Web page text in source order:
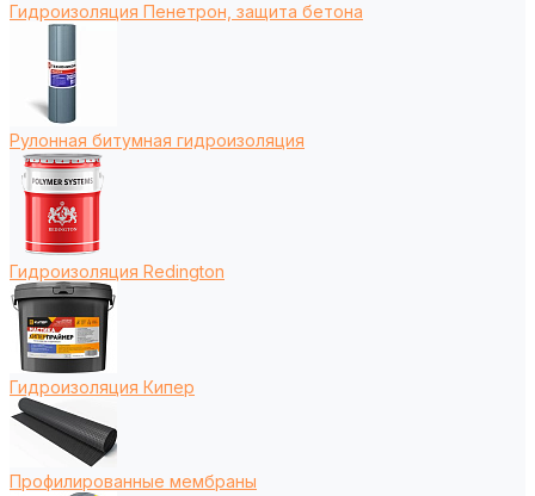
Гидроизоляция Пенетрон, защита бетона
Рулонная битумная гидроизоляция
Гидроизоляция Redington
Гидроизоляция Кипер
Профилированные мембраны